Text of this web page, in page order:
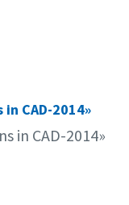
CAD-2014»
in CAD-2014»